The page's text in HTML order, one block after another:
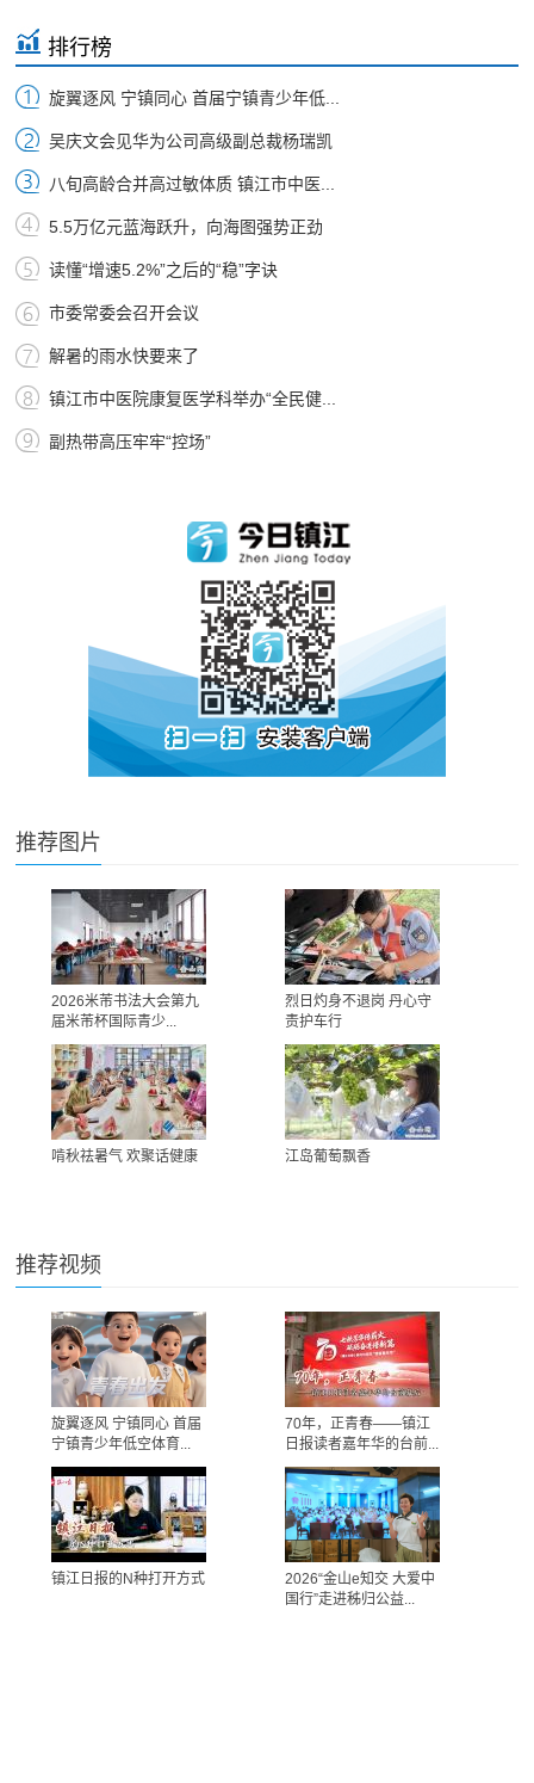
排行榜
旋翼逐风 宁镇同心 首届宁镇青少年低...
吴庆文会见华为公司高级副总裁杨瑞凯
八旬高龄合并高过敏体质 镇江市中医...
5.5万亿元蓝海跃升，向海图强势正劲
读懂“增速5.2%”之后的“稳”字诀
市委常委会召开会议
解暑的雨水快要来了
镇江市中医院康复医学科举办“全民健...
副热带高压牢牢“控场”
推荐图片
2026米芾书法大会第九
届米芾杯国际青少...
烈日灼身不退岗 丹心守
责护车行
啃秋祛暑气 欢聚话健康 江岛葡萄飘香
推荐视频
旋翼逐风 宁镇同心 首届
宁镇青少年低空体育...
70年，正青春——镇江
日报读者嘉年华的台前...
镇江日报的N种打开方式
2026“金山e知交 大爱中
国行”走进秭归公益...